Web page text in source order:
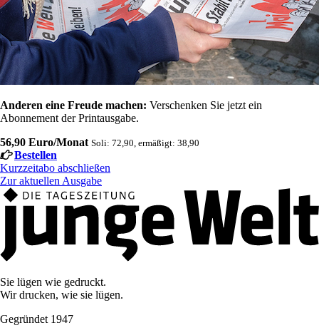
Anderen eine Freude machen: Verschenken Sie jetzt ein
Abonnement der Printausgabe.
56,90 Euro/Monat Soli: 72,90, ermäßigt: 38,90
Bestellen
Kurzzeitabo abschließen
Zur aktuellen Ausgabe
Sie lügen wie gedruckt.
Wir drucken, wie sie lügen.
Gegründet 1947